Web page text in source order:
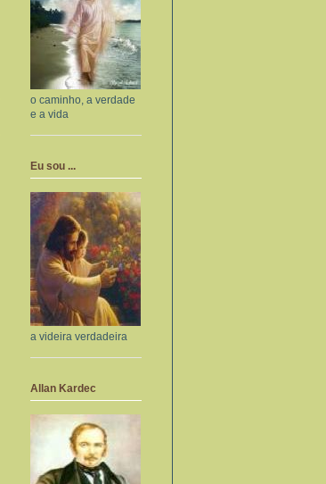
o caminho, a verdade
e a vida
Eu sou ...
a videira verdadeira
Allan Kardec